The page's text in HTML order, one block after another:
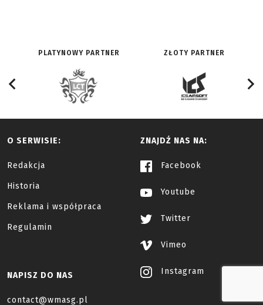
PLATYNOWY PARTNER ZŁOTY PARTNER
O SERWISIE:
Redakcja
Historia
Reklama i współpraca
Regulamin
ZNAJDŹ NAS NA:
Facebook
Youtube
Twitter
Vimeo
Instagram
NAPISZ DO NAS
contact@wmasg.pl